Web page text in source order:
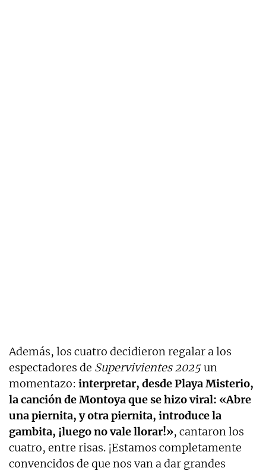
Además, los cuatro decidieron regalar a los
espectadores de Supervivientes 2025un
momentazo: interpretar, desde Playa Misterio,
la canción de Montoya que se hizo viral: «Abre
una piernita, y otra piernita, introduce la
gambita, ¡luego no vale llorar!», cantaron los
cuatro, entre risas. ¡Estamos completamente
convencidos de que nos van a dar grandes